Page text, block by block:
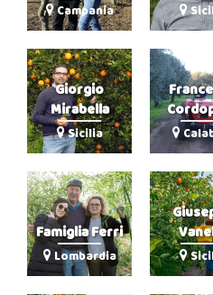
Campania
Giorgio
Mirabella
Sicilia
Famiglia Ferri
Lombardia